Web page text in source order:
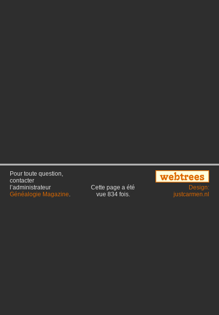
Pour toute question,
contacter
l’administrateur
Généalogie Magazine.
Cette page a été
vue 834fois.
Design:
justcarmen.nl